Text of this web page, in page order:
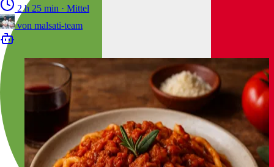
2 h 25 min · Mittel
von malsati-team